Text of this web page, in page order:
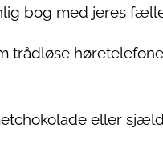
bog med jeres
trådløse
eller